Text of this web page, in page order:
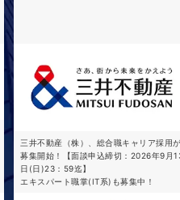
三井不動産（株）、総合職キャリア採用
募集開始！【面談申込締切：2026年9月
日(日)23：59迄】
エキスパート職掌(IT系)も募集中！